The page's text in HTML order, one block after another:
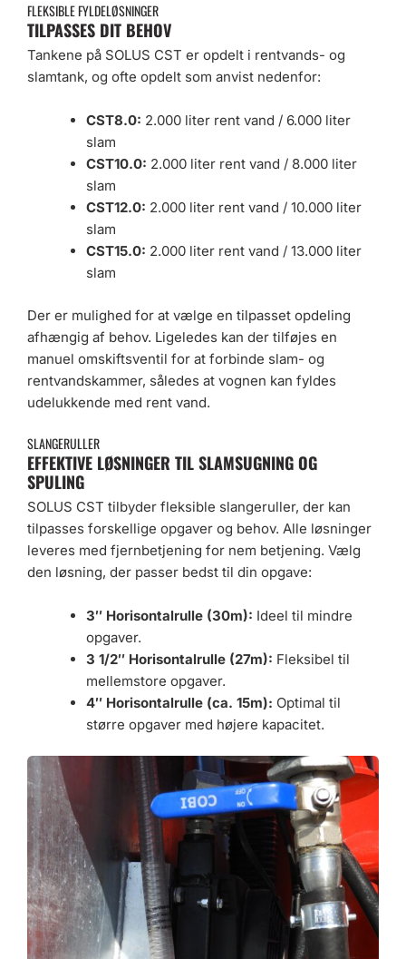
FLEKSIBLE FYLDELØSNINGER
TILPASSES DIT BEHOV
Tankene på SOLUS CST er opdelt i rentvands- og
slamtank, og ofte opdelt som anvist nedenfor:
CST8.0: 2.000 liter rent vand / 6.000 liter
slam
CST10.0: 2.000 liter rent vand / 8.000 liter
slam
CST12.0: 2.000 liter rent vand / 10.000 liter
slam
CST15.0: 2.000 liter rent vand / 13.000 liter
slam
Der er mulighed for at vælge en tilpasset opdeling
afhængig af behov. Ligeledes kan der tilføjes en
manuel omskiftsventil for at forbinde slam- og
rentvandskammer, således at vognen kan fyldes
udelukkende med rent vand.
SLANGERULLER
EFFEKTIVE LØSNINGER TIL SLAMSUGNING OG
SPULING
SOLUS CST tilbyder fleksible slangeruller, der kan
tilpasses forskellige opgaver og behov. Alle løsninger
leveres med fjernbetjening for nem betjening. Vælg
den løsning, der passer bedst til din opgave:
3″ Horisontalrulle (30m): Ideel til mindre
opgaver.
3 1/2″ Horisontalrulle (27m): Fleksibel til
mellemstore opgaver.
4″ Horisontalrulle (ca. 15m): Optimal til
større opgaver med højere kapacitet.